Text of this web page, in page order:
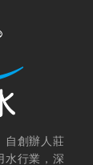
自創辦人莊
水行業，深